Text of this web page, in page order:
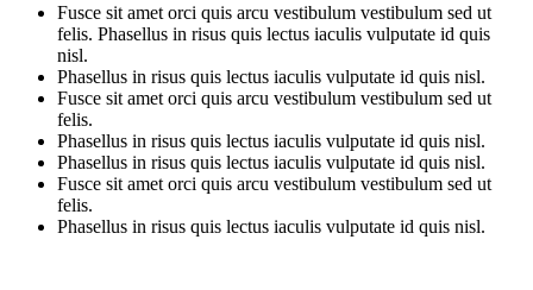
Fusce sit amet orci quis arcu vestibulum vestibulum sed ut
felis. Phasellus in risus quis lectus iaculis vulputate id quis
nisl.
Phasellus in risus quis lectus iaculis vulputate id quis nisl.
Fusce sit amet orci quis arcu vestibulum vestibulum sed ut
felis.
Phasellus in risus quis lectus iaculis vulputate id quis nisl.
Phasellus in risus quis lectus iaculis vulputate id quis nisl.
Fusce sit amet orci quis arcu vestibulum vestibulum sed ut
felis.
Phasellus in risus quis lectus iaculis vulputate id quis nisl.